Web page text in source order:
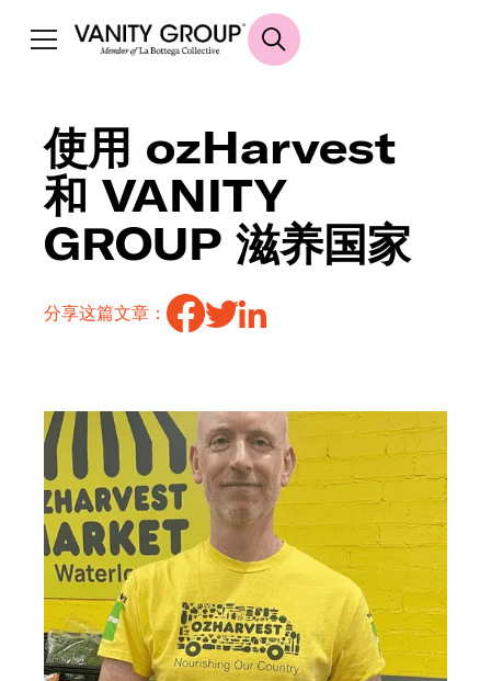
使用 ozHarvest
和 VANITY
GROUP 滋养国家
分享这篇文章：